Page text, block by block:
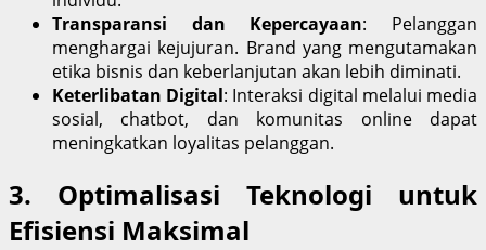
Transparansi dan Kepercayaan: Pelanggan
menghargai kejujuran. Brand yang mengutamakan
etika bisnis dan keberlanjutan akan lebih diminati.
Keterlibatan Digital: Interaksi digital melalui media
sosial, chatbot, dan komunitas online dapat
meningkatkan loyalitas pelanggan.
3. Optimalisasi Teknologi untuk
Efisiensi Maksimal